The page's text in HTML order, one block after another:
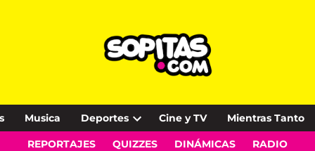
Musica Deportes
Open
dropdown
Cine y TV Mientras Tanto
REPORTAJES QUIZZES DINÁMICAS RADIO